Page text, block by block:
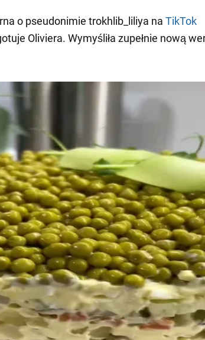
o pseudonimie trokhlib_liliya na TikTok
Oliviera. Wymyśliła zupełnie nową